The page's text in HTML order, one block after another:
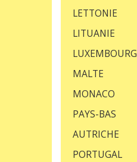
LETTONIE
LITUANIE
LUXEMBOURG
MALTE
MONACO
PAYS-BAS
AUTRICHE
PORTUGAL